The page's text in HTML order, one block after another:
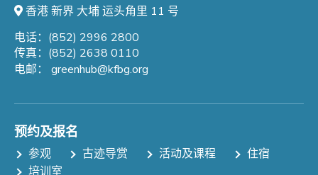
香港 新界 大埔 运头角里 11 号
电话：(852) 2996 2800
传真：(852) 2638 0110
电邮： greenhub@kfbg.org
预约及报名
参观 古迹导赏 活动及课程
住宿
培训室